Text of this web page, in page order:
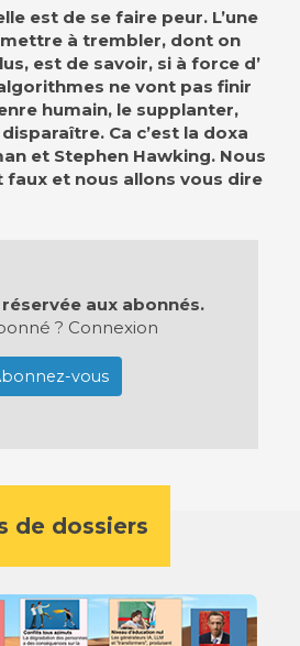
est de se faire peur. L’une
à trembler, dont on
est de savoir, si à force d’
ne vont pas finir
humain, le supplanter,
Ca c’est la doxa
et Stephen Hawking. Nous
faux et nous allons vous dire
aux abonnés.
? Connexion
vous
de dossiers